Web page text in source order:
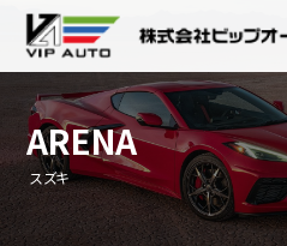
ARENA
スズキ